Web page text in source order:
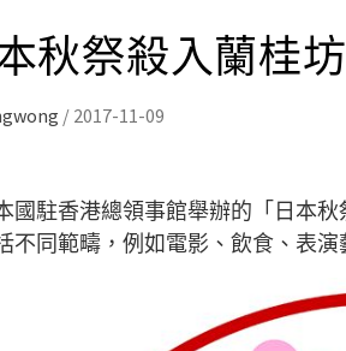
秋祭殺入蘭桂
/ 2017-11-09
國駐香港總領事館舉辦的「日本
不同範疇，例如電影、飲食、表演